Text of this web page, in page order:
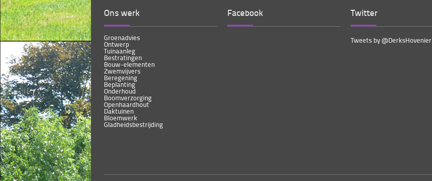
Ons werk
Groenadvies
Ontwerp
Tuinaanleg
Bestratingen
Bouw-elementen
Zwemvijvers
Beregening
Beplanting
Onderhoud
Boomverzorging
Openhaardhout
Daktuinen
Bloemwerk
Gladheidsbestrijding
Facebook Twitter
Tweets by @DerksHovenier